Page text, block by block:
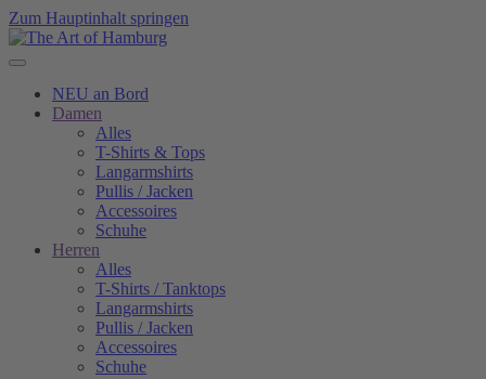
Zum Hauptinhalt springen
NEU an Bord
Damen
Alles
T-Shirts & Tops
Langarmshirts
Pullis / Jacken
Accessoires
Schuhe
Herren
Alles
T-Shirts / Tanktops
Langarmshirts
Pullis / Jacken
Accessoires
Schuhe